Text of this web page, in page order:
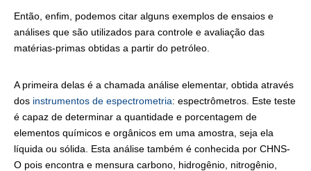
Então, enfim, podemos citar alguns exemplos de ensaios e
análises que são utilizados para controle e avaliação das
matérias-primas obtidas a partir do petróleo.
A primeira delas é a chamada análise elementar, obtida através
dos instrumentos de espectrometria: espectrômetros. Este teste
é capaz de determinar a quantidade e porcentagem de
elementos químicos e orgânicos em uma amostra, seja ela
líquida ou sólida. Esta análise também é conhecida por CHNS-
O pois encontra e mensura carbono, hidrogênio, nitrogênio,